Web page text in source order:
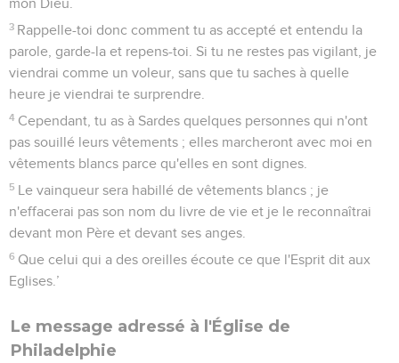
mon Dieu.
3 Rappelle-toi donc comment tu as accepté et entendu la
parole, garde-la et repens-toi. Si tu ne restes pas vigilant, je
viendrai comme un voleur, sans que tu saches à quelle
heure je viendrai te surprendre.
4 Cependant, tu as à Sardes quelques personnes qui n'ont
pas souillé leurs vêtements ; elles marcheront avec moi en
vêtements blancs parce qu'elles en sont dignes.
5 Le vainqueur sera habillé de vêtements blancs ; je
n'effacerai pas son nom du livre de vie et je le reconnaîtrai
devant mon Père et devant ses anges.
6 Que celui qui a des oreilles écoute ce que l'Esprit dit aux
Eglises.’
Le message adressé à l'Église de
Philadelphie